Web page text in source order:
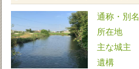
通称・別名
所在地
主な城主
遺構